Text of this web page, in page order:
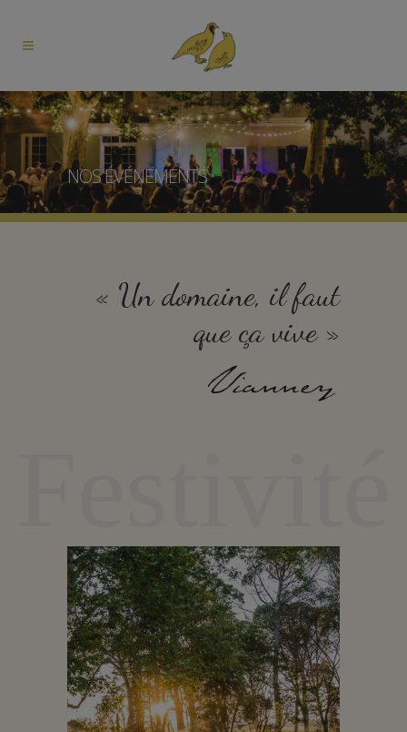
NOS ÉVÉNEMENTS
« Un domaine, il faut
que ça vive »